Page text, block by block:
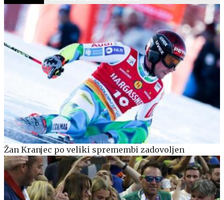
Žan Kranjec po veliki spremembi zadovoljen